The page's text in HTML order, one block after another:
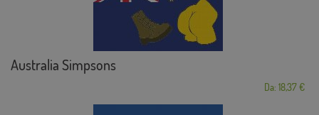
Australia Simpsons
Da: 18,37 €